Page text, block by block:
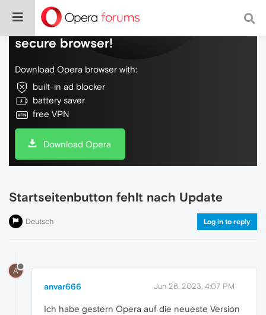
Do more on the web, with a fast and
secure browser!
Download Opera browser with:
built-in ad blocker
battery saver
free VPN
Download Opera
Startseitenbutton fehlt nach Update
Deutsch Log in to reply
A
anvar666 Jun 26, 2023, 4:07 PM
Ich habe gestern Opera auf die neueste Version